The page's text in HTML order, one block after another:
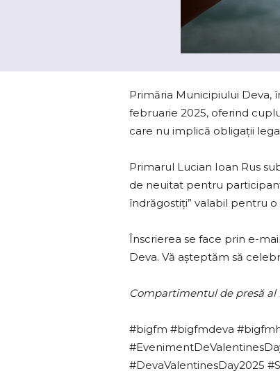
Primăria Municipiului Deva,
februarie 2025, oferind
care nu implică obligații
Primarul Lucian Ioan Rus
de neuitat pentru
îndrăgostiți” valabil pentru o
Înscrierea se face prin e-
Deva. Vă așteptăm să
Compartimentul de presă
#bigfm #bigfmdeva
#DevaValentinesDay2025